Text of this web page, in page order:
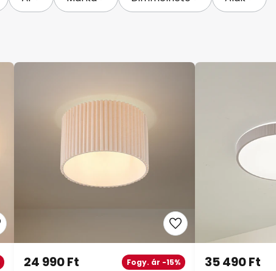
24 990 Ft Fogy. ár -15% 35 490 Ft